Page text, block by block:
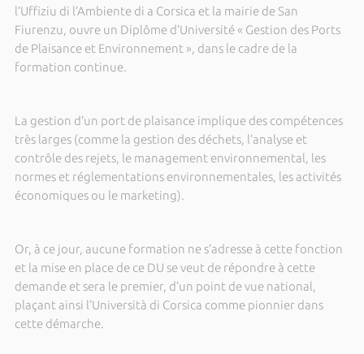
l’Uffiziu di l’Ambiente di a Corsica et la mairie de San
Fiurenzu, ouvre un Diplôme d’Université « Gestion des Ports
de Plaisance et Environnement », dans le cadre de la
formation continue.
La gestion d’un port de plaisance implique des compétences
très larges (comme la gestion des déchets, l’analyse et
contrôle des rejets, le management environnemental, les
normes et réglementations environnementales, les activités
économiques ou le marketing).
Or, à ce jour, aucune formation ne s’adresse à cette fonction
et la mise en place de ce DU se veut de répondre à cette
demande et sera le premier, d’un point de vue national,
plaçant ainsi l’Università di Corsica comme pionnier dans
cette démarche.